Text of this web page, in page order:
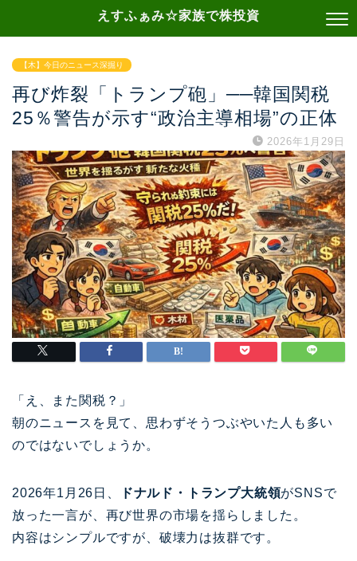
えすふぁみ☆家族で株投資
【木】今日のニュース深掘り
再び炸裂「トランプ砲」──韓国関税
25％警告が示す“政治主導相場”の正体
2026年1月29日
「え、また関税？」
朝のニュースを見て、思わずそうつぶやいた人も多い
のではないでしょうか。
2026年1月26日、 ドナルド・トランプ大統領がSNSで
放った一言が、再び世界の市場を揺らしました。
内容はシンプルですが、破壊力は抜群です。